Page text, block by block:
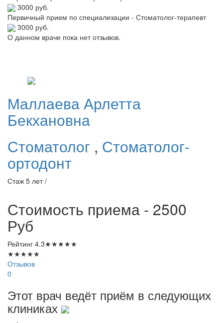
3000 руб.
Первичный прием по специализации - Стоматолог-терапевт
3000 руб.
О данном враче пока нет отзывов.
МаллаеваАрлетта
Бекхановна
Стоматолог , Стоматолог-
ортодонт
Стаж 5 лет /
Стоимость приема - 2500
Руб
Рейтинг 4.3★★★★★
★★★★★
Отзывов
0
Этот врач ведёт приём в следующих
клиниках